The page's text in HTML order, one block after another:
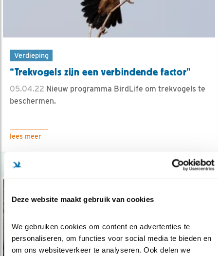
Deze website maakt gebruik van cookies
We gebruiken cookies om content en advertenties te
personaliseren, om functies voor social media te bieden en
om ons websiteverkeer te analyseren. Ook delen we
Verdieping
“Trekvogels zijn een verbindende factor”
05.04.22 Nieuw programma BirdLife om trekvogels te
beschermen.
lees meer